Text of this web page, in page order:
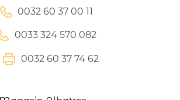
0032 60 37 00 11
0033 324 570 082
0032 60 37 74 62